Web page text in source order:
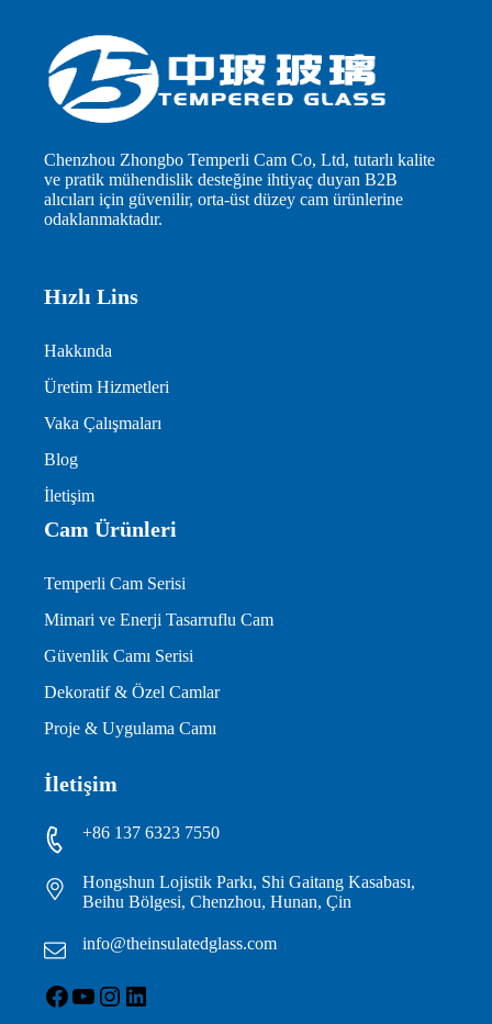
Chenzhou Zhongbo Temperli Cam Co, Ltd, tutarlı kalite
ve pratik mühendislik desteğine ihtiyaç duyan B2B
alıcıları için güvenilir, orta-üst düzey cam ürünlerine
odaklanmaktadır.
Hızlı Lins
Hakkında
Üretim Hizmetleri
Vaka Çalışmaları
Blog
İletişim
Cam Ürünleri
Temperli Cam Serisi
Mimari ve Enerji Tasarruflu Cam
Güvenlik Camı Serisi
Dekoratif & Özel Camlar
Proje & Uygulama Camı
İletişim
+86 137 6323 7550
Hongshun Lojistik Parkı, Shi Gaitang Kasabası,
Beihu Bölgesi, Chenzhou, Hunan, Çin
info@theinsulatedglass.com
Facebook
YouTube
Instagram
LinkedIn